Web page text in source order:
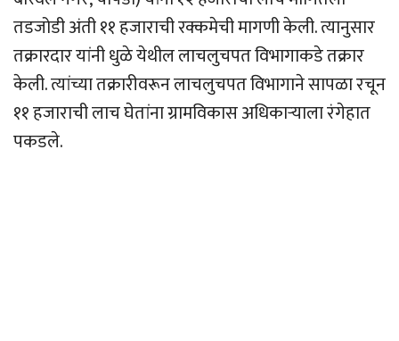
तडजोडी अंती ११ हजाराची रक्कमेची मागणी केली. त्यानुसार
तक्रारदार यांनी धुळे येथील लाचलुचपत विभागाकडे तक्रार
केली. त्यांच्या तक्रारीवरून लाचलुचपत विभागाने सापळा रचून
११ हजाराची लाच घेतांना ग्रामविकास अधिकाऱ्याला रंगेहात
पकडले.